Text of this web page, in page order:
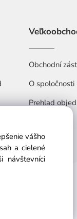
Obchodní
O spoločnosti
Prehľad
vášho
a cielené
návštevníci